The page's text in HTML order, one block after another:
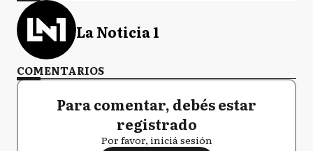
La Noticia 1
COMENTARIOS
Para comentar, debés estar
registrado
Por favor, iniciá sesión